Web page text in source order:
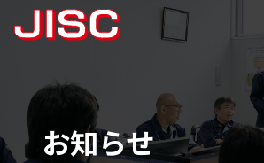
お知らせ